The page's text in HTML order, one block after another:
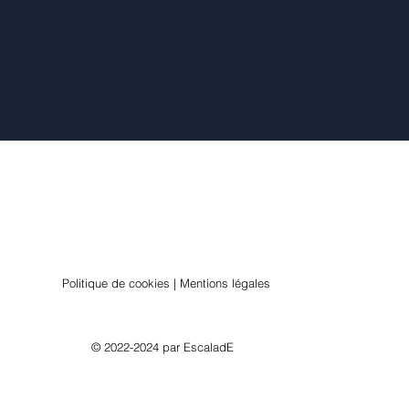
Politique de cookies | Mentions légales
© 2022-2024 par EscaladE